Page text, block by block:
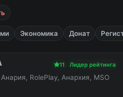
Экономика Донат
11 Лидер рейтинга
RolePlay, Анархия, MSO